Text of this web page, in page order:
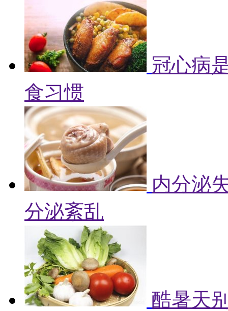
冠心病
食习惯
内分泌
分泌紊乱
酷暑天